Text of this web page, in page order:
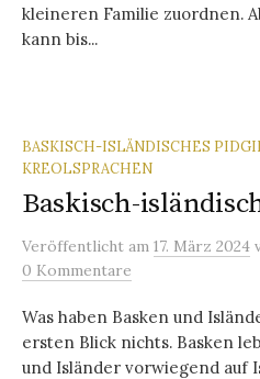
kleineren Familie zuordnen.
kann bis...
BASKISCH-ISLÄNDISCHES
KREOLSPRACHEN
Baskisch-
Veröffentlicht am 17. März 2024
0 Kommentare
Was haben Basken und
ersten Blick nichts. Basken
und Isländer vorwiegend auf